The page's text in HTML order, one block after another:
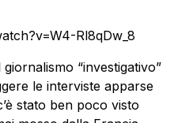
Rl8qDw_8
“investigativo”
le interviste apparse
stato ben poco visto